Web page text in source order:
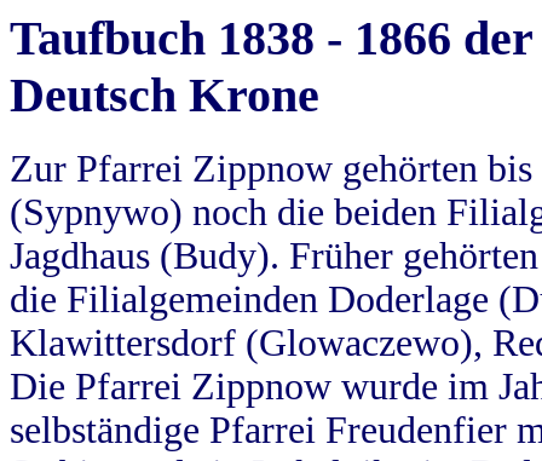
Taufbuch 1838 - 1866
Deutsch Krone
Zur Pfarrei Zippnow gehörten
(Sypnywo) noch die beiden
Jagdhaus (Budy). Früher
die Filialgemeinden Doderlage
Klawittersdorf (Glowaczewo),
Die Pfarrei Zippnow wurde im
selbständige Pfarrei Freudenfier